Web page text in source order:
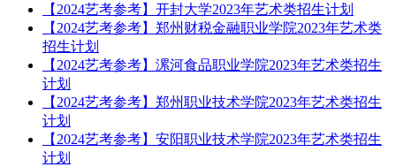
【2024艺考参考】开封大学2023年艺术类招生计划
【2024艺考参考】郑州财税金融职业学院2023年艺术类
招生计划
【2024艺考参考】漯河食品职业学院2023年艺术类招生
计划
【2024艺考参考】郑州职业技术学院2023年艺术类招生
计划
【2024艺考参考】安阳职业技术学院2023年艺术类招生
计划